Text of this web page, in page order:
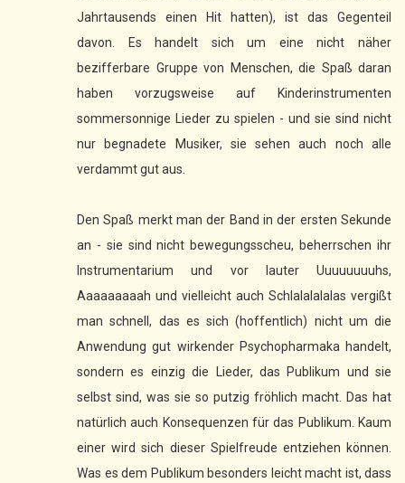
Jahrtausends einen Hit hatten), ist das Gegenteil
davon. Es handelt sich um eine nicht näher
bezifferbare Gruppe von Menschen, die Spaß daran
haben vorzugsweise auf Kinderinstrumenten
sommersonnige Lieder zu spielen - und sie sind nicht
nur begnadete Musiker, sie sehen auch noch alle
verdammt gut aus.
Den Spaß merkt man der Band in der ersten Sekunde
an - sie sind nicht bewegungsscheu, beherrschen ihr
Instrumentarium und vor lauter Uuuuuuuuhs,
Aaaaaaaaah und vielleicht auch Schlalalalalas vergißt
man schnell, das es sich (hoffentlich) nicht um die
Anwendung gut wirkender Psychopharmaka handelt,
sondern es einzig die Lieder, das Publikum und sie
selbst sind, was sie so putzig fröhlich macht. Das hat
natürlich auch Konsequenzen für das Publikum. Kaum
einer wird sich dieser Spielfreude entziehen können.
Was es dem Publikum besonders leicht macht ist, dass